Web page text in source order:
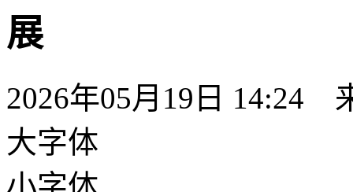
展
2026年05月19日 14:24
大字体